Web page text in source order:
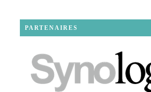
PARTENAIRES